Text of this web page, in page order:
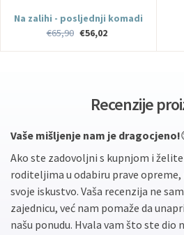
Na zalihi - posljednji komadi
€65,90 €56,02
Recenzije
Vaše mišljenje nam je dragocjeno!
Ako ste zadovoljni s kupnjom i
roditeljima u odabiru prave
svoje iskustvo. Vaša recenzija ne
zajednicu, već nam pomaže da
našu ponudu. Hvala vam što ste dio